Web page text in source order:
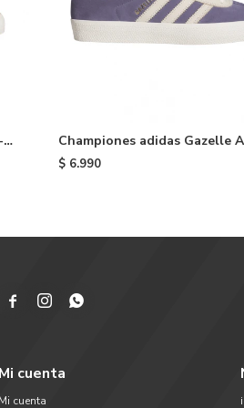
Championes adidas Gazelle
Lavander
$ 6.990
Mi cuenta
Mi cuenta
  